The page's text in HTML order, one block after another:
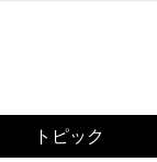
トピック